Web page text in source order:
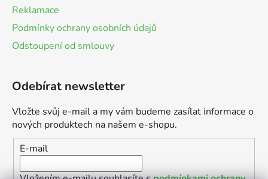
Reklamace
Podmínky ochrany osobních údajů
Odstoupení od smlouvy
Odebírat newsletter
Vložte svůj e-mail a my vám budeme zasílat informace o
nových produktech na našem e-shopu.
E-mail